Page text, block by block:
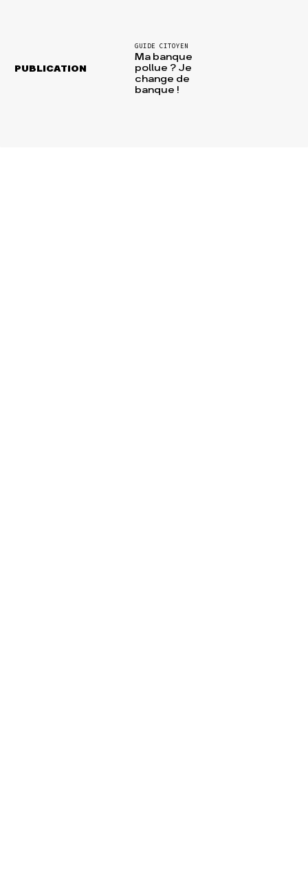
PUBLICATION
GUIDE CITOYEN
Ma banque
pollue ? Je
change de
banque !